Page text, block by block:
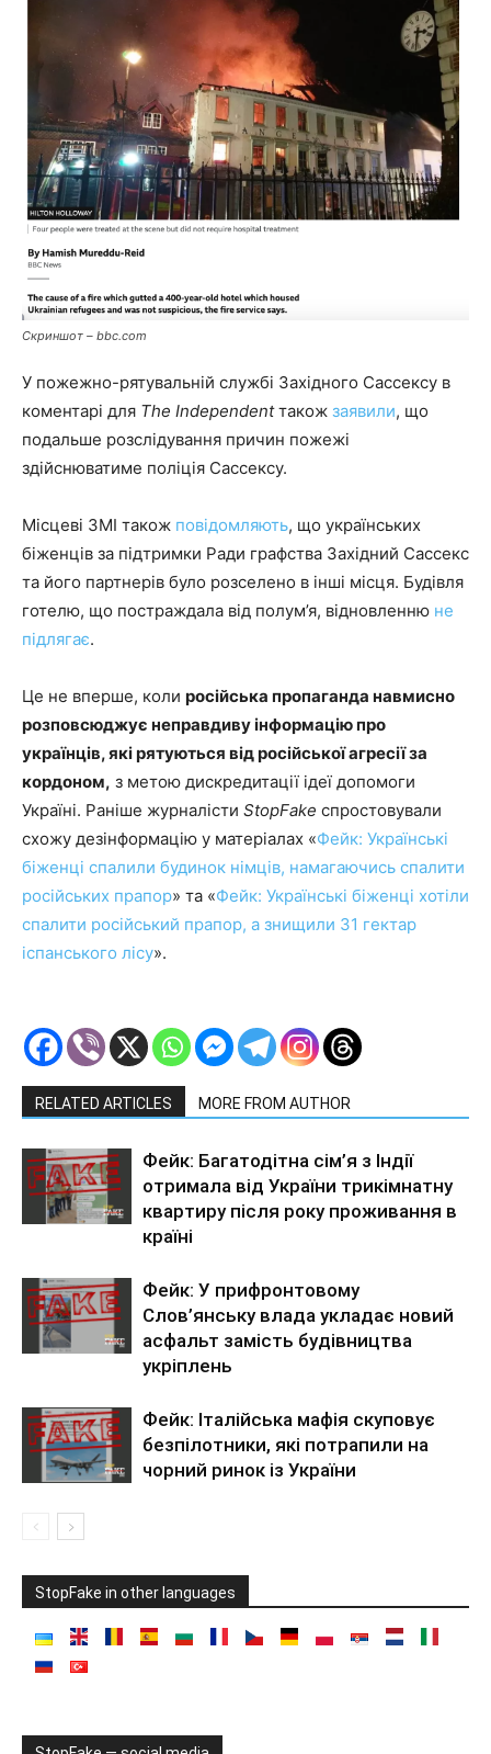
Скриншот – bbc.com
У пожежно-рятувальній службі Західного Сассексу в
коментарі для The Independentтакож заявили, що
подальше розслідування причин пожежі
здійснюватиме поліція Сассексу.
Місцеві ЗМІ також повідомляють, що українських
біженців за підтримки Ради графства Західний Сассекс
та його партнерів було розселено в інші місця. Будівля
готелю, що постраждала від полум’я, відновленню не
підлягає.
Це не вперше, коли російська пропаганда навмисно
розповсюджує неправдиву інформацію про
українців, які рятуються від російської агресії за
кордоном, з метою дискредитації ідеї допомоги
Україні. Раніше журналісти StopFake спростовували
схожу дезінформацію у матеріалах «Фейк: Українські
біженці спалили будинок німців, намагаючись спалити
російських прапор» та «Фейк: Українські біженці хотіли
спалити російський прапор, а знищили 31 гектар
іспанського лісу».
RELATED ARTICLES MORE FROM AUTHOR
Фейк: Багатодітна сім’я з Індії
отримала від України трикімнатну
квартиру після року проживання в
країні
Фейк: У прифронтовому
Слов’янську влада укладає новий
асфальт замість будівництва
укріплень
Фейк: Італійська мафія скуповує
безпілотники, які потрапили на
чорний ринок із України
StopFake in other languages